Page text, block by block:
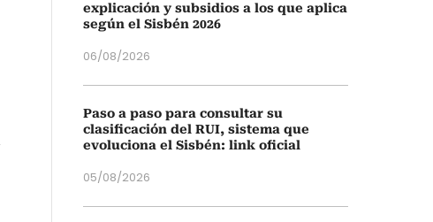
explicación y subsidios a los que aplica
según el Sisbén 2026
06/08/2026
Paso a paso para consultar su
clasificación del RUI, sistema que
evoluciona el Sisbén: link oficial
05/08/2026